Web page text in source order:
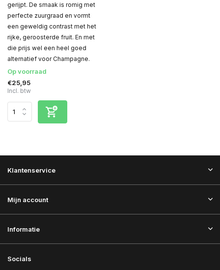
gerijpt. De smaak is romig met
perfecte zuurgraad en vormt
een geweldig contrast met het
rijke, geroosterde fruit. En met
die prijs wel een heel goed
alternatief voor Champagne.
Op voorraad
€25,95
Incl. btw
Klantenservice
Mijn account
Informatie
Socials